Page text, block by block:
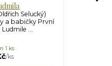
Selucký)
a babičky První
...
/ks
1 ks